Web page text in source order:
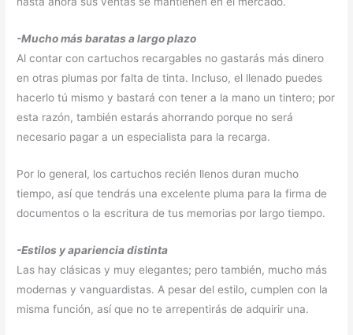
-Mucho más baratas a largo plazo
Al contar con cartuchos recargables no gastarás más dinero
en otras plumas por falta de tinta. Incluso, el llenado puedes
hacerlo tú mismo y bastará con tener a la mano un tintero; por
esta razón, también estarás ahorrando porque no será
necesario pagar a un especialista para la recarga.
Por lo general, los cartuchos recién llenos duran mucho
tiempo, así que tendrás una excelente pluma para la firma de
documentos o la escritura de tus memorias por largo tiempo.
-Estilos y apariencia distinta
Las hay clásicas y muy elegantes; pero también, mucho más
modernas y vanguardistas. A pesar del estilo, cumplen con la
misma función, así que no te arrepentirás de adquirir una.